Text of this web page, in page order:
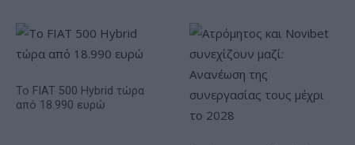
Το FIAT 500 Hybrid τώρα
από 18.990 ευρώ